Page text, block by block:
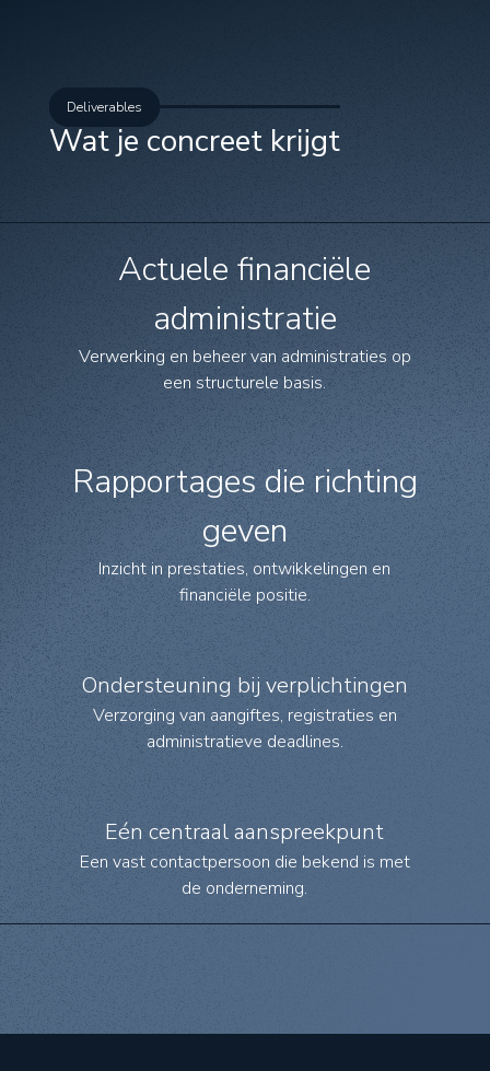
Deliverables
Wat je concreet krijgt
Actuele financiële
administratie
Verwerking en beheer van administraties op
een structurele basis.
Rapportages die richting
geven
Inzicht in prestaties, ontwikkelingen en
financiële positie.
Ondersteuning bij verplichtingen
Verzorging van aangiftes, registraties en
administratieve deadlines.
Eén centraal aanspreekpunt
Een vast contactpersoon die bekend is met
de onderneming.